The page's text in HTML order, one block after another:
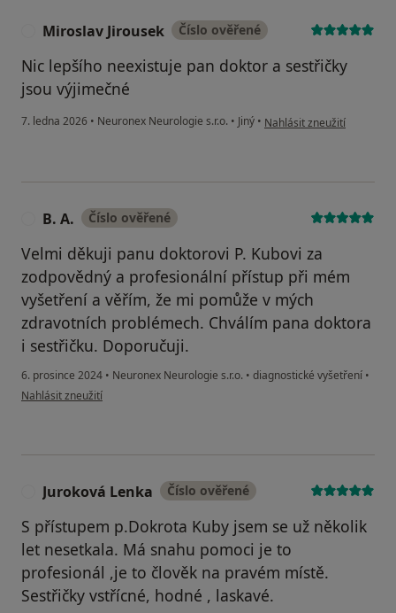
Miroslav Jirousek Číslo ověřené
Nic lepšího neexistuje pan doktor a sestřičky
jsou výjimečné
7. ledna 2026 • Neuronex Neurologie s.r.o. • Jiný • podle názoru uživatele
Nahlásit zneužití
B. A. Číslo ověřené
Velmi děkuji panu doktorovi P. Kubovi za
zodpovědný a profesionální přístup při mém
vyšetření a věřím, že mi pomůže v mých
zdravotních problémech. Chválím pana doktora
i sestřičku. Doporučuji.
6. prosince 2024 • Neuronex Neurologie s.r.o. • diagnostické vyšetření •
podle názoru uživatele B. A.
Nahlásit zneužití
Juroková Lenka Číslo ověřené
S přístupem p.Dokrota Kuby jsem se už několik
let nesetkala. Má snahu pomoci je to
profesionál ,je to člověk na pravém místě.
Sestřičky vstřícné, hodné , laskavé.